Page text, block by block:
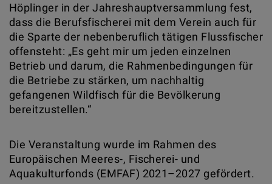
Höplinger in der Jahreshauptversammlung fest,
dass die Berufsfischerei mit dem Verein auch für
die Sparte der nebenberuflich tätigen Flussfischer
offensteht: „Es geht mir um jeden einzelnen
Betrieb und darum, die Rahmenbedingungen für
die Betriebe zu stärken, um nachhaltig
gefangenen Wildfisch für die Bevölkerung
bereitzustellen.“
Die Veranstaltung wurde im Rahmen des
Europäischen Meeres-, Fischerei- und
Aquakulturfonds (EMFAF) 2021–2027 gefördert.